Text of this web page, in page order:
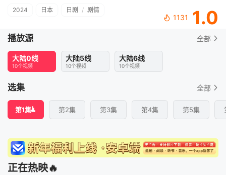
2024 日本 日剧 / 剧情
1131 1.0
播放源 全部
大陆0线
10个视频
大陆5线
10个视频
大陆6线
10个视频
选集 全部
第1集 第2集 第3集 第4集 第5集
正在热映🔥